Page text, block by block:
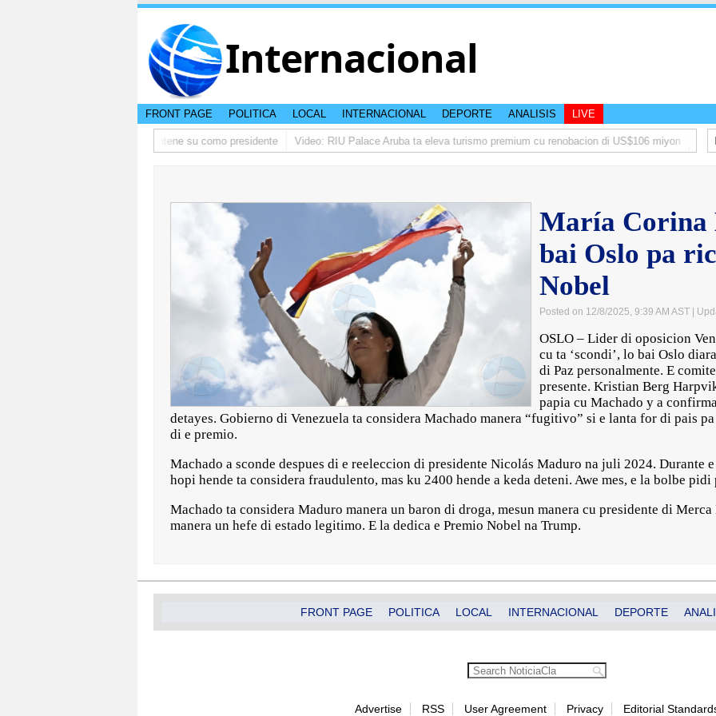
Internacional
FRONT PAGE POLITICA LOCAL INTERNACIONAL DEPORTE ANALISIS LIVE
ta pidi disculpa, y FIFA ta mantene su como presidente Video: RIU Palace Aruba ta eleva turismo premium cu renobacion di US$106 miyon
María Corina
bai Oslo pa
Nobel
Posted on 12/8/2025, 9:39 AM AST |
OSLO – Lider di oposicion
cu ta ‘scondi’, lo bai Oslo
di Paz personalmente. E
presente. Kristian Berg
papia cu Machado y a
detayes. Gobierno di Venezuela ta considera Machado manera “fugitivo” si e lanta for di pais
di e premio.
Machado a sconde despues di e reeleccion di presidente Nicolás Maduro na juli 2024. Durante
hopi hende ta considera fraudulento, mas ku 2400 hende a keda deteni. Awe mes, e la bolbe
Machado ta considera Maduro manera un baron di droga, mesun manera cu presidente di
manera un hefe di estado legitimo. E la dedica e Premio Nobel na Trump.
FRONT PAGE POLITICA LOCAL INTERNACIONAL DEPORTE
Advertise RSS User Agreement Privacy Editorial